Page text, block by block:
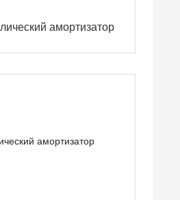
амортизатор